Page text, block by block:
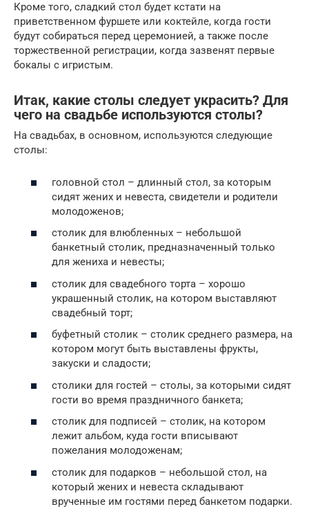
Кроме того, сладкий стол будет кстати на
приветственном фуршете или коктейле, когда гости
будут собираться перед церемонией, а также после
торжественной регистрации, когда зазвенят первые
бокалы с игристым.
Итак, какие столы следует украсить? Для
чего на свадьбе используются столы?
На свадьбах, в основном, используются следующие
столы:
головной стол – длинный стол, за которым
сидят жених и невеста, свидетели и родители
молодоженов;
столик для влюбленных – небольшой
банкетный столик, предназначенный только
для жениха и невесты;
столик для свадебного торта – хорошо
украшенный столик, на котором выставляют
свадебный торт;
буфетный столик – столик среднего размера, на
котором могут быть выставлены фрукты,
закуски и сладости;
столики для гостей – столы, за которыми сидят
гости во время праздничного банкета;
столик для подписей – столик, на котором
лежит альбом, куда гости вписывают
пожелания молодоженам;
столик для подарков – небольшой стол, на
который жених и невеста складывают
врученные им гостями перед банкетом подарки.